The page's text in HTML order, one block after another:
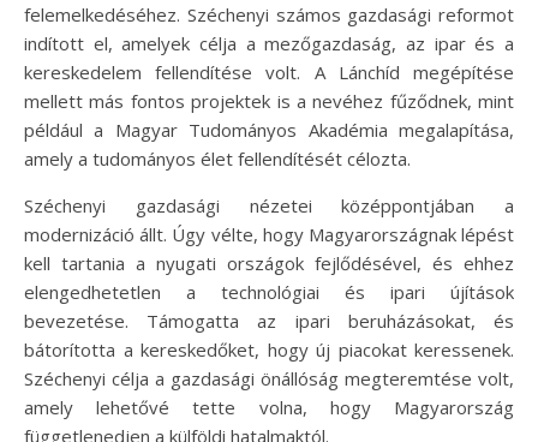
felemelkedéséhez. Széchenyi számos gazdasági reformot
indított el, amelyek célja a mezőgazdaság, az ipar és a
kereskedelem fellendítése volt. A Lánchíd megépítése
mellett más fontos projektek is a nevéhez fűződnek, mint
például a Magyar Tudományos Akadémia megalapítása,
amely a tudományos élet fellendítését célozta.
Széchenyi gazdasági nézetei középpontjában a
modernizáció állt. Úgy vélte, hogy Magyarországnak lépést
kell tartania a nyugati országok fejlődésével, és ehhez
elengedhetetlen a technológiai és ipari újítások
bevezetése. Támogatta az ipari beruházásokat, és
bátorította a kereskedőket, hogy új piacokat keressenek.
Széchenyi célja a gazdasági önállóság megteremtése volt,
amely lehetővé tette volna, hogy Magyarország
függetlenedjen a külföldi hatalmaktól.